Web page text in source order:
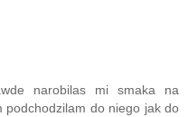
narobilas mi smaka na
podchodzilam do niego jak do